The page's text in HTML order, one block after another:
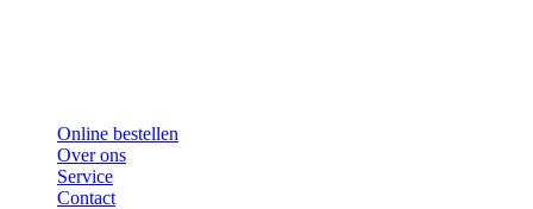
Online bestellen
Over ons
Service
Contact